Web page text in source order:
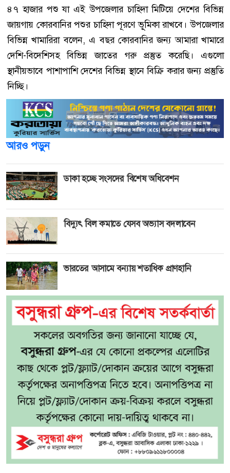
৪৭ হাজার পশু যা এই উপজেলার চাহিদা মিটিয়ে দেশের বিভিন্ন
জায়গায় কোরবানির পশুর চাহিদা পূরণে ভূূমিকা রাখবে। উপজেলার
বিভিন্ন খামারিরা বলেন, এ বছর কোরবানির জন্য আমারা খামারে
দেশি-বিদেশিসহ বিভিন্ন জাতের গরু প্রস্তুত করেছি। এগুলো
স্থানীয়ভাবে পাশাপাশি দেশের বিভিন্ন স্থানে বিক্রি করার জন্য প্রস্তুতি
নিচ্ছি।
আরও পড়ুন
ডাকা হচ্ছে সংসদের বিশেষ অধিবেশন
বিদ্যুৎ বিল কমাতে যেসব অভ্যাস বদলাবেন
ভারতের আসামে বন্যায় শতাধিক প্রাণহানি